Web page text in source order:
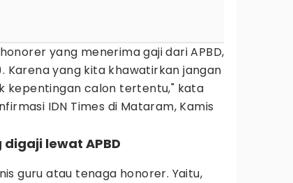
yang menerima gaji dari APBD,
yang kita khawatirkan jangan
kepentingan calon tertentu," kata
IDN Times di Mataram, Kamis
lewat APBD
guru atau tenaga honorer. Yaitu,